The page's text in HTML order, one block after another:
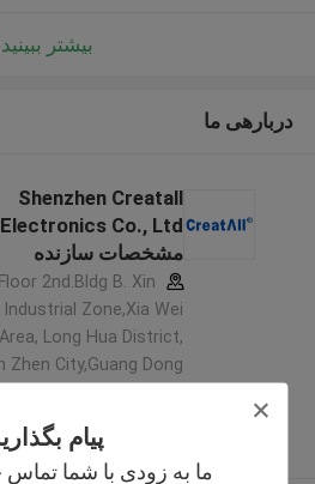
پیام
ما به زودی با شما
بیشتر ببینید
دربارهی ما
Shenzhen Creatall
مشخصات سازنده
2nd.Bldg B. Xin
Industrial Zone,Xia Wei
Long Hua District,
Zhen City,Guang Dong
کننده تایید شده